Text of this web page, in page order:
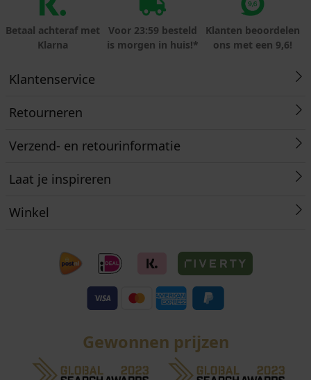
Betaal achteraf met
Klarna
Voor 23:59 besteld
is morgen in huis!*
Klanten beoordelen
ons met een 9,6!
Klantenservice
Retourneren
Verzend- en retourinformatie
Laat je inspireren
Winkel
Gewonnen prijzen